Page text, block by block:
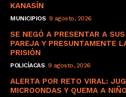
KANASÍN
MUNICIPIOS 9 agosto, 2026
SE NEGÓ A PRESENTAR A
PAREJA Y PRESUNTAMENTE
PRISIÓN
POLICÍACAS 9 agosto, 2026
ALERTA POR RETO VIRAL:
MICROONDAS Y QUEMA A